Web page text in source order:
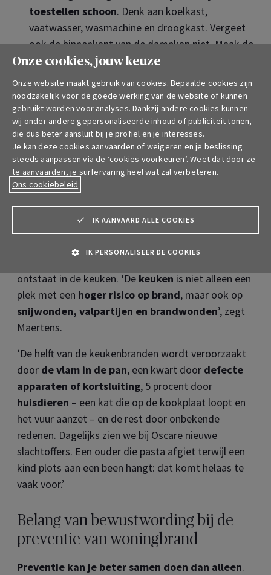
toestellen schoon. Denk aan koelkast,
vaatwasser, wasmachine en droogkast. Vergeet
ook de binnenkant van de dampkap niet. Maak de
droogkast na elk gebruik stof- en pluisvrij.
Warmte, water en elektriciteit zijn altijd een
riskante combinatie.
Wees voorzichtig bij hetblussen van brandenin
de keuken. In 99 procent van de gevallen is de
boodschap 'eerst water, de rest komt later',
maar niet bij een brandende frietketel. Gebruik
dan eenblusdeken
Keukenbrand als meest typische
woningbrand
ontstaat in de keuken. ‘Dekeukenis niet alleen een
plek met een hoger risico op brand, maar ook op
snijwonden, valpartijen en brandwonden’, zegt
Maertens.
‘De helft van de keukenbranden wordt veroorzaakt
door de vlam in de pan, een kwart door defecte
apparaten of kortsluiting, 5 procent door
huisdieren – een kat die op de kookplaat loopt en
het vuur aanzet – en de rest door onbekende
redenen. Dagelijks zien we bij Oscare nieuwe
slachtoffers. Een ouder die pasta afgiet terwijl een
kind plots aan een been hangt: dat komt helaas te
vaak voor.’
Belang van bewustwording bij de
preventie van woningbrand
Preventie kan je beter samen doen dan alleen.
Onze cookies, jouw keuze
Onze website maakt gebruik van cookies. Bepaalde cookies zijn
noodzakelijk voor de goede werking van de website of kunnen
gebruikt worden voor analyses. Dankzij andere cookies kunnen
wij onder andere gepersonaliseerde inhoud of publiciteit tonen,
die dus beter aansluit bij je profiel en je interesses.
Je kan deze cookies aanvaarden of weigeren en je beslissing
steeds aanpassen via de ‘cookies voorkeuren’. Weet dat door ze
te aanvaarden, je surfervaring heel wat zal verbeteren.
Ons cookiebeleid
IK AANVAARD ALLE COOKIES
IK PERSONALISEER DE COOKIES